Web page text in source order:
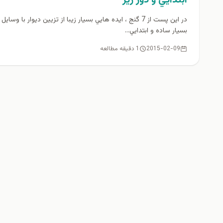
در اين پست از 7 گنج ، ايده هايي بسيار زيبا از تزيين ديوار با وسايل
بسيار ساده و ابتدايي...
2015-02-09 1 دقیقه مطالعه